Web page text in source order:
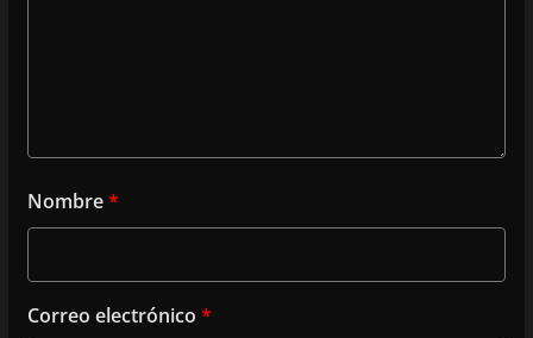
Nombre*
Correo electrónico *